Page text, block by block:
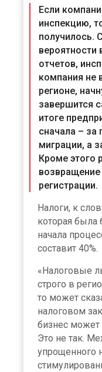
Если
инспекцию,
получилось.
вероятности
отчетов,
компания не
регионе,
завершится
итоге
сначала – за
миграции, а
Кроме этого
регистрации.
Налоги, к
которая
начала
составит 40%.
«Налоговые
строго в
то может
налоговом
бизнес может
Это не так.
упрощенного